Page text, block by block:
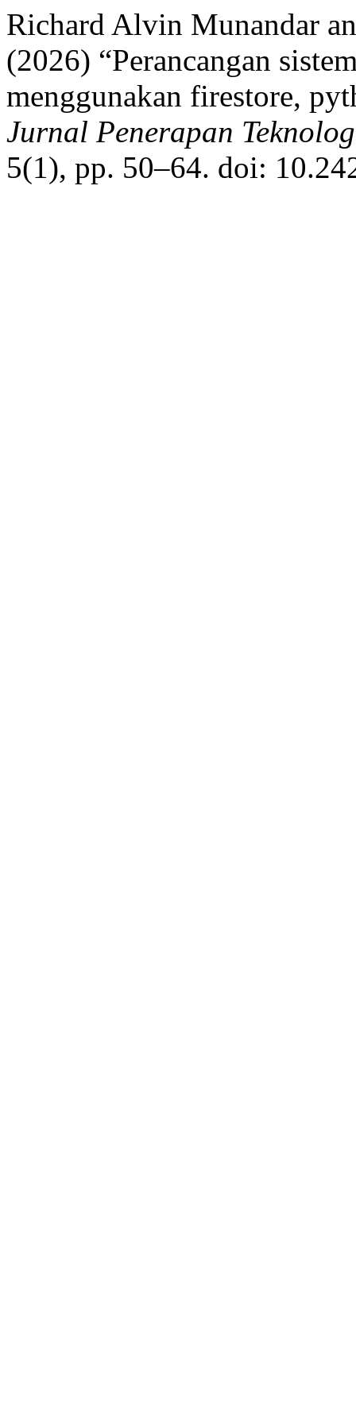
Richard Alvin Munandar
(2026) “Perancangan
menggunakan firestore,
Jurnal Penerapan
5(1), pp. 50–64. doi: